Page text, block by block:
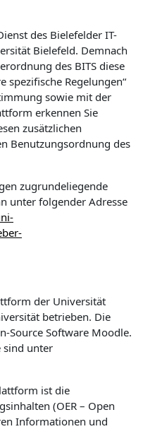
des Bielefelder IT-
Bielefeld. Demnach
des BITS diese
spezifische Regelungen“
sowie mit der
erkennen Sie
zusätzlichen
Benutzungsordnung des
zugrundeliegende
unter folgender Adresse
der Universität
betrieben. Die
Source Software Moodle.
sind unter
ist die
(OER – Open
Informationen und